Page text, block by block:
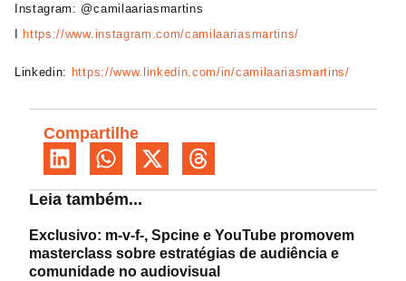
Instagram: @camilaariasmartins
https://www.instagram.com/camilaariasmartins/
Linkedin: https://www.linkedin.com/in/camilaariasmartins/
Compartilhe
Leia também...
Exclusivo: m-v-f-, Spcine e YouTube promovem
masterclass sobre estratégias de audiência e
comunidade no audiovisual